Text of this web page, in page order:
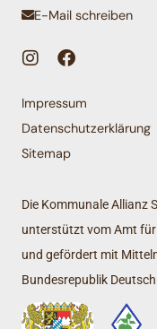
E-Mail schreiben
Impressum
Datenschutzerklärung
Sitemap
Die Kommunale Allianz
unterstützt vom Amt
und gefördert mit
Bundesrepublik